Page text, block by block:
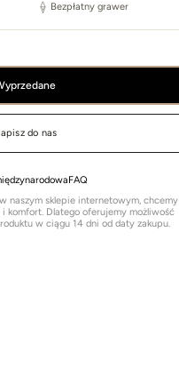
Bezpłatny grawer
wyprzedane
do nas
FAQ
naszym sklepie internetowym, chcemy
komfort. Dlatego oferujemy możliwość
w ciągu 14 dni od daty zakupu.